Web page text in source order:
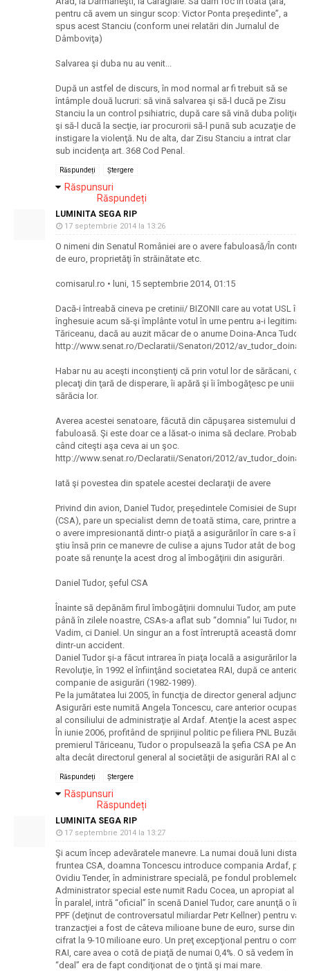
pentru că avem un singur scop: Victor Ponta preşedinte”, a
spus acest Stanciu (conform unei relatări din Jurnalul de
Dâmboviţa)
Salvarea şi duba nu au venit...
După un astfel de discurs, în mod normal ar fi trebuit să se
întâmple două lucruri: să vină salvarea şi să-l ducă pe Zisu
Stanciu la un control psihiatric, după care să vină duba poliţiei
şi să-l ducă la secţie, iar procurorii să-l pună sub acuzaţie de
instigare la violenţă. Nu de alta, dar Zisu Stanciu a intrat clar
sub incidenţa art. 368 Cod Penal.
Răspundeți Ștergere
Răspunsuri
Răspundeți
LUMINITA SEGA RIP
17 septembrie 2014 la 13:26
O nimeni din Senatul României are o avere fabuloasă/În
de euro, proprietăţi în străinătate etc.
comisarul.ro • luni, 15 septembrie 2014, 01:15
Dacă-i întreabă cineva pe cretinii/ BIZONII care au votat USL în
înghesuie acum să-şi împlânte votul în urne pentru a-i legitima
Tăriceanu, dacă au auzit măcar de o anume Doina-Anca Tudor
http://www.senat.ro/Declaratii/Senatori/2012/
Habar nu au aceşti inconştienţi că prin votul lor de sărăcani, cu
plecaţi din ţară de disperare, îi apără şi îi îmbogăţesc pe unii
sărăcia lor.
Averea acestei senatoare, făcută din căpuşarea sistemului de
fabuloasă. Şi este doar ce a lăsat-o inima să declare. Probabil.
când citeşti aşa ceva ai un şoc.
http://www.senat.ro/Declaratii/Senatori/2012/
Iată şi povestea din spatele acestei declaraţii de avere
Privind din avion, Daniel Tudor, preşedintele Comisiei de
(CSA), pare un specialist demn de toată stima, care, printre
o avere impresionantă dintr-o piaţă a asigurărilor în care s-a
ştiu însă prin ce manevre de culise a ajuns Tudor atât de bogat,
poate să renunţe la acest drog al îmbogăţirii din asigurări.
Daniel Tudor, şeful CSA
Înainte să depănăm firul îmbogăţirii domnului Tudor, am putea
până în zilele noastre, CSAs-a aflat sub “domnia” lui Tudor, nu
Vadim, ci Daniel. Un singur an a fost întreruptă această domnie
dintr-un accident.
Daniel Tudor şi-a făcut intrarea în piaţa locală a asigurărilor la
Revoluţie, în 1992 el înfiinţând societatea RAI, după ce anterior
companie de asigurări (1982-1989).
Pe la jumătatea lui 2005, în funcţia de director general adjunct
Asigurări este numită Angela Toncescu, care anterior ocupase
al consiliului de administraţie al Ardaf. Atenţie la acest aspect!
În iunie 2006, profitând de sprijinul politic pe filiera PNL Buzău
premierul Tăriceanu, Tudor o propulsează la şefia CSA pe
alta decât directorul general al societăţii de asigurări RAI al
Răspundeți Ștergere
Răspunsuri
Răspundeți
LUMINITA SEGA RIP
17 septembrie 2014 la 13:27
Şi acum încep adevăratele manevre. La numai două luni
fruntea CSA, doamna Toncescu introduce compania Ardaf, pe
Ovidiu Tender, în administrare specială, pe fondul problemelor
Administrator special este numit Radu Cocea, un apropiat al
În paralel, intră “oficial” în scenă Daniel Tudor, care anunţă o
PPF (deţinut de controversatul miliardar Petr Kellner) pentru
tranzacţiei a fost de câteva milioane bune de euro, surse din
cifrat la 9-10 milioane euro. Un preţ excepţional pentru o
RAI, care avea o cotă de piaţă de numai 0,4%. O să vedem în
“deal” era de fapt condiţionat de o ţintă şi mai mare.